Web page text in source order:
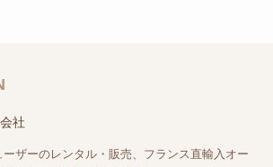
社
ザーのレンタル・販売、フランス直輸入オー